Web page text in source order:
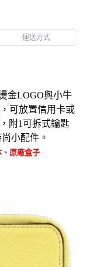
運送方式
金LOGO與小牛
， 可放置信用卡或
附1可拆式鑰匙
小配件。
原廠盒子